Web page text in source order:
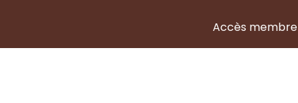
Accès membre